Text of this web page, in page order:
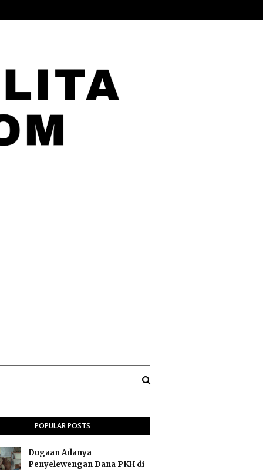
POPULAR POSTS
Dugaan Adanya
Penyelewengan Dana PKH di